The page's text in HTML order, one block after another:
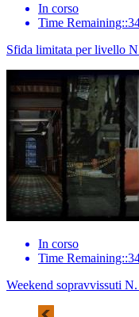
In corso
Time
Sfida limitata per livello
In corso
Time
Weekend sopravvissuti